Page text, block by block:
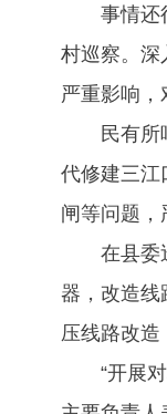
事情还
村巡察。深
严重影响，
民有
代修建三江
闸等问题
在县委
器，改造线
压线路改造
“开展